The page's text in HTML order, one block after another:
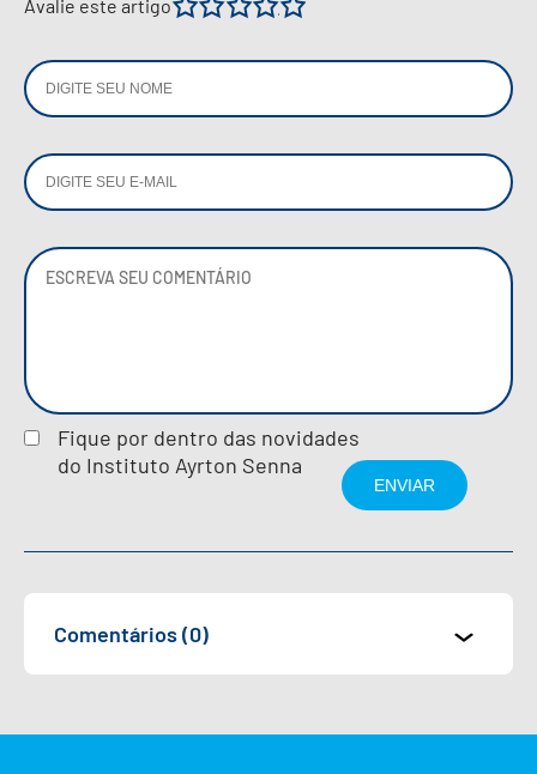
Avalie este artigo 5
4
3
2
1
Fique por dentro das novidades
do Instituto Ayrton Senna
Comentários (0)